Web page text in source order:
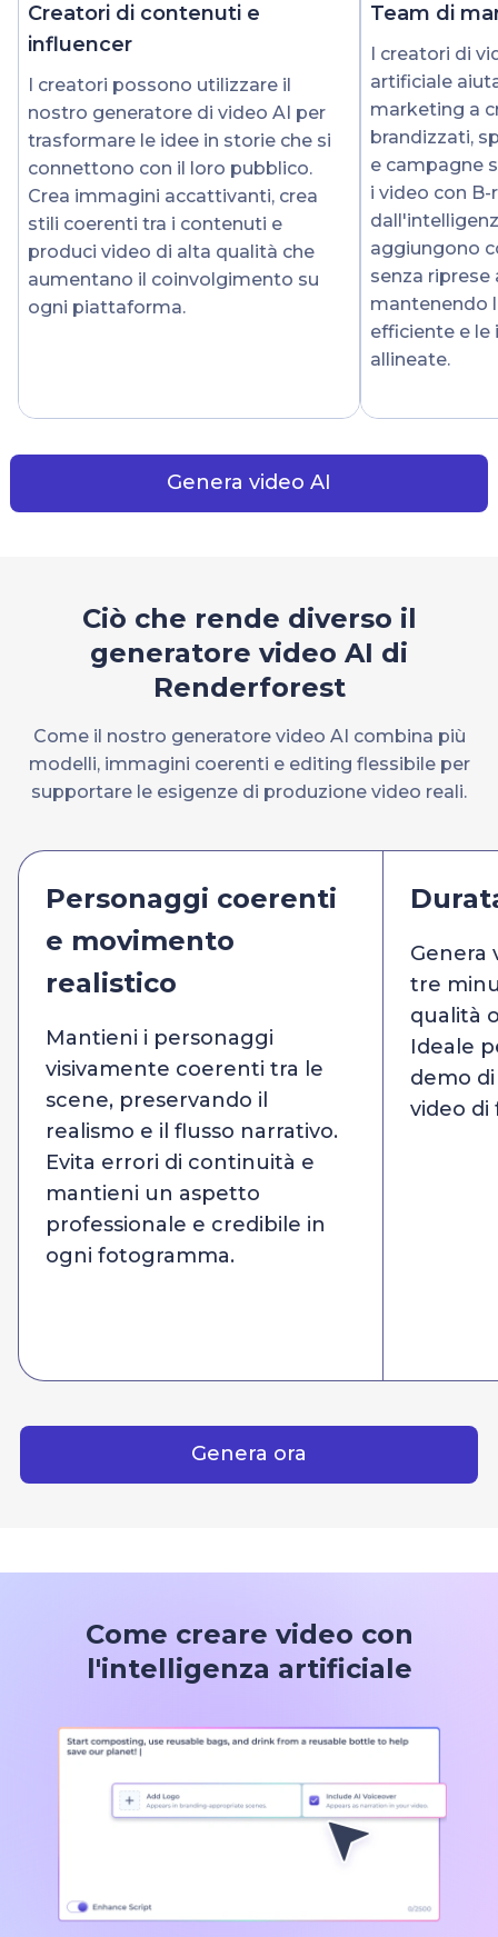
Creatori di contenuti e
influencer
I creatori possono utilizzare il
nostro generatore di video AI per
trasformare le idee in storie che si
connettono con il loro pubblico.
Crea immagini accattivanti, crea
stili coerenti tra i contenuti e
produci video di alta qualità che
aumentano il coinvolgimento su
ogni piattaforma.
Team di
I creatori di
artificiale
marketing a
brandizzati,
e campagne
i video con
aggiungono
senza riprese
mantenendo
efficiente e
allineate.
Genera video AI
Ciò che rende diverso il
generatore video AI di
Renderforest
Come il nostro generatore video AI combina più
modelli, immagini coerenti e editing flessibile per
supportare le esigenze di produzione video reali.
Personaggi coerenti
e movimento
realistico
Mantieni i personaggi
visivamente coerenti tra le
scene, preservando il
realismo e il flusso narrativo.
Evita errori di continuità e
mantieni un aspetto
professionale e credibile in
ogni fotogramma.
Genera
tre
qualità
Ideale
demo
video di
Genera ora
Come creare video con
l'intelligenza artificiale